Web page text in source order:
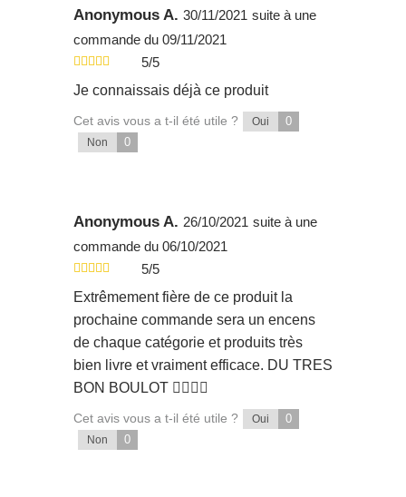
Anonymous A. 30/11/2021 suite à une
commande du 09/11/2021
5/5
Je connaissais déjà ce produit
Cet avis vous a t-il été utile ? Oui 0
Non 0
Anonymous A. 26/10/2021 suite à une
commande du 06/10/2021
5/5
Extrêmement fière de ce produit la
prochaine commande sera un encens
de chaque catégorie et produits très
bien livre et vraiment efficace. DU TRES
BON BOULOT 👍🏻👍🏻
Cet avis vous a t-il été utile ? Oui 0
Non 0